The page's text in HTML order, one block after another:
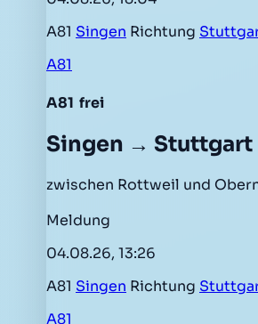
A81 Singen Richtung
A81
A81 frei
Singen → Stuttgart
zwischen Rottweil und
Meldung
04.08.26, 13:26
A81 Singen Richtung
A81